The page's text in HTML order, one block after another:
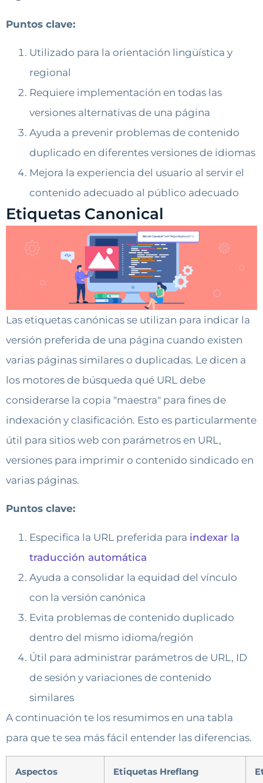
Puntos clave:
Utilizado para la orientación lingüística y
regional
Requiere implementación en todas las
versiones alternativas de una página
Ayuda a prevenir problemas de contenido
duplicado en diferentes versiones de idiomas
Mejora la experiencia del usuario al servir el
contenido adecuado al público adecuado
Etiquetas Canonical
Las etiquetas canónicas se utilizan para indicar la
versión preferida de una página cuando existen
varias páginas similares o duplicadas. Le dicen a
los motores de búsqueda qué URL debe
considerarse la copia "maestra" para fines de
indexación y clasificación. Esto es particularmente
útil para sitios web con parámetros en URL,
versiones para imprimir o contenido sindicado en
varias páginas.
Puntos clave:
Especifica la URL preferida para indexar la
traducción automática
Ayuda a consolidar la equidad del vínculo
con la versión canónica
Evita problemas de contenido duplicado
dentro del mismo idioma/región
Útil para administrar parámetros de URL, ID
de sesión y variaciones de contenido
similares
A continuación te los resumimos en una tabla
para que te sea más fácil entender las diferencias.
Aspectos Etiquetas Hreflang